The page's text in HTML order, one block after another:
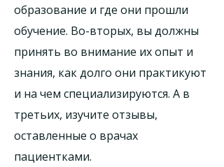
образование и где они прошли
обучение. Во-вторых, вы должны
принять во внимание их опыт и
знания, как долго они практикуют
и на чем специализируются. А в
третьих, изучите отзывы,
оставленные о врачах
пациентками.